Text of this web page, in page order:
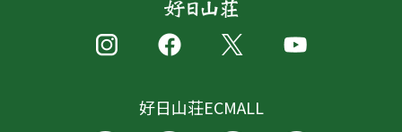
好日山荘ECMALL